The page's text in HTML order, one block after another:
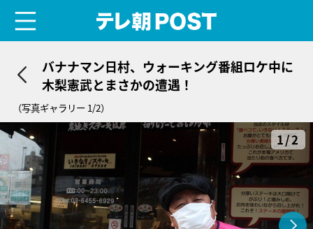
バナナマン日村、ウォーキング番組ロケ中に
木梨憲武とまさかの遭遇！
（写真ギャラリー 1/2）
1/2